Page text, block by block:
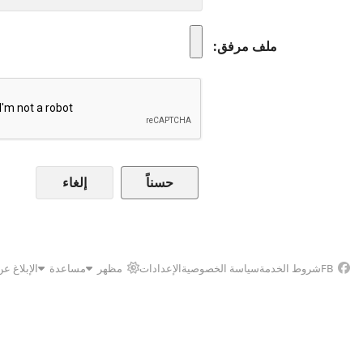
ملف مرفق
إلغاء
FBشروط الخدمةسياسة الخصوصيةالإعدادات مظهر مساعدة الإبلاغ